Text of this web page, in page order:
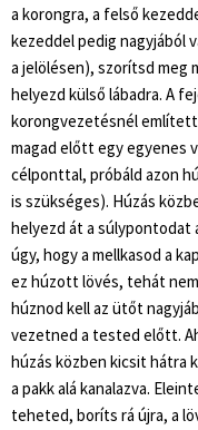
a korongra, a felső
kezeddel pedig nagyjából
a jelölésen), szorítsd meg
helyezd külső lábadra. A
korongvezetésnél említett
magad előtt egy egyenes
célponttal, próbáld azon
is szükséges). Húzás
helyezd át a súlypontodat
úgy, hogy a mellkasod a
ez húzott lövés, tehát
húznod kell az ütőt
vezetned a tested előtt.
húzás közben kicsit hátra
a pakk alá kanalazva.
teheted, boríts rá újra, a